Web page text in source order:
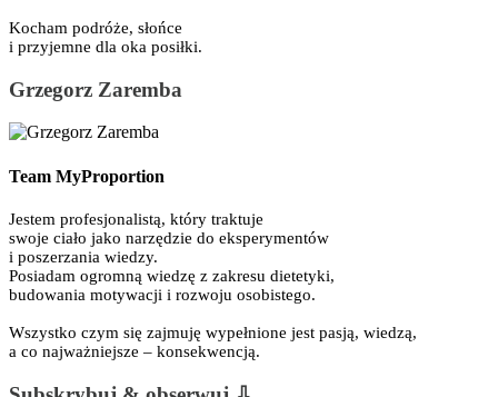
Kocham podróże, słońce
i przyjemne dla oka posiłki.
Grzegorz Zaremba
Team MyProportion
Jestem profesjonalistą, który traktuje
swoje ciało jako narzędzie do eksperymentów
i poszerzania wiedzy.
Posiadam ogromną wiedzę z zakresu dietetyki,
budowania motywacji i rozwoju osobistego.
Wszystko czym się zajmuję wypełnione jest pasją, wiedzą,
a co najważniejsze – konsekwencją.